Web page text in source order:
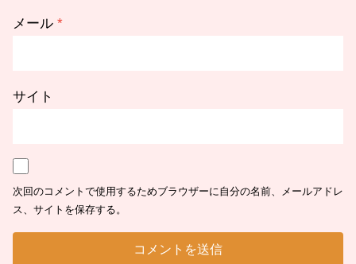
メール *
サイト
次回のコメントで使用するためブラウザーに自分の名前、メールアドレ
ス、サイトを保存する。